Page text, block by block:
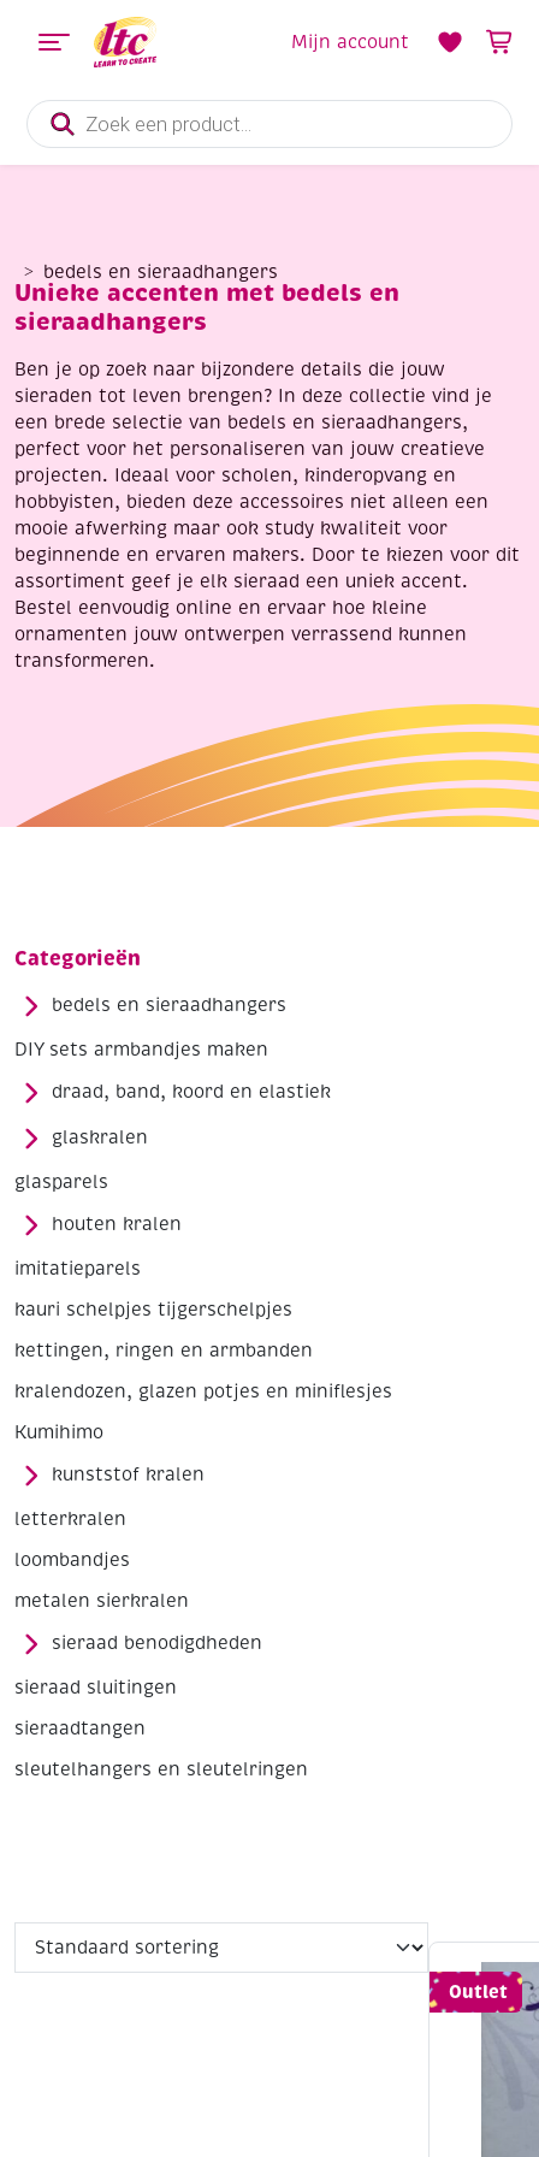
Producten
zoeken
Mijn account
bedels en sieraadhangers
Unieke accenten met bedels en
sieraadhangers
Ben je op zoek naar bijzondere details die jouw
sieraden tot leven brengen? In deze collectie vind je
een brede selectie van bedels en sieraadhangers,
perfect voor het personaliseren van jouw creatieve
projecten. Ideaal voor scholen, kinderopvang en
hobbyisten, bieden deze accessoires niet alleen een
mooie afwerking maar ook study kwaliteit voor
beginnende en ervaren makers. Door te kiezen voor dit
assortiment geef je elk sieraad een uniek accent.
Bestel eenvoudig online en ervaar hoe kleine
ornamenten jouw ontwerpen verrassend kunnen
transformeren.
Categorieën
bedels en sieraadhangers
DIY sets armbandjes maken
draad, band, koord en elastiek
glaskralen
glasparels
houten kralen
imitatieparels
kauri schelpjes tijgerschelpjes
kettingen, ringen en armbanden
kralendozen, glazen potjes en miniflesjes
Kumihimo
kunststof kralen
letterkralen
loombandjes
metalen sierkralen
sieraad benodigdheden
sieraad sluitingen
sieraadtangen
sleutelhangers en sleutelringen
Outlet